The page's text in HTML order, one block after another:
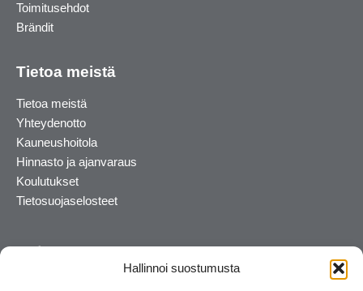
Hallinnoi suostumusta
Toimitusehdot
Brändit
Tietoa meistä
Tietoa meistä
Yhteydenotto
Kauneushoitola
Hinnasto ja ajanvaraus
Koulutukset
Tietosuojaselosteet